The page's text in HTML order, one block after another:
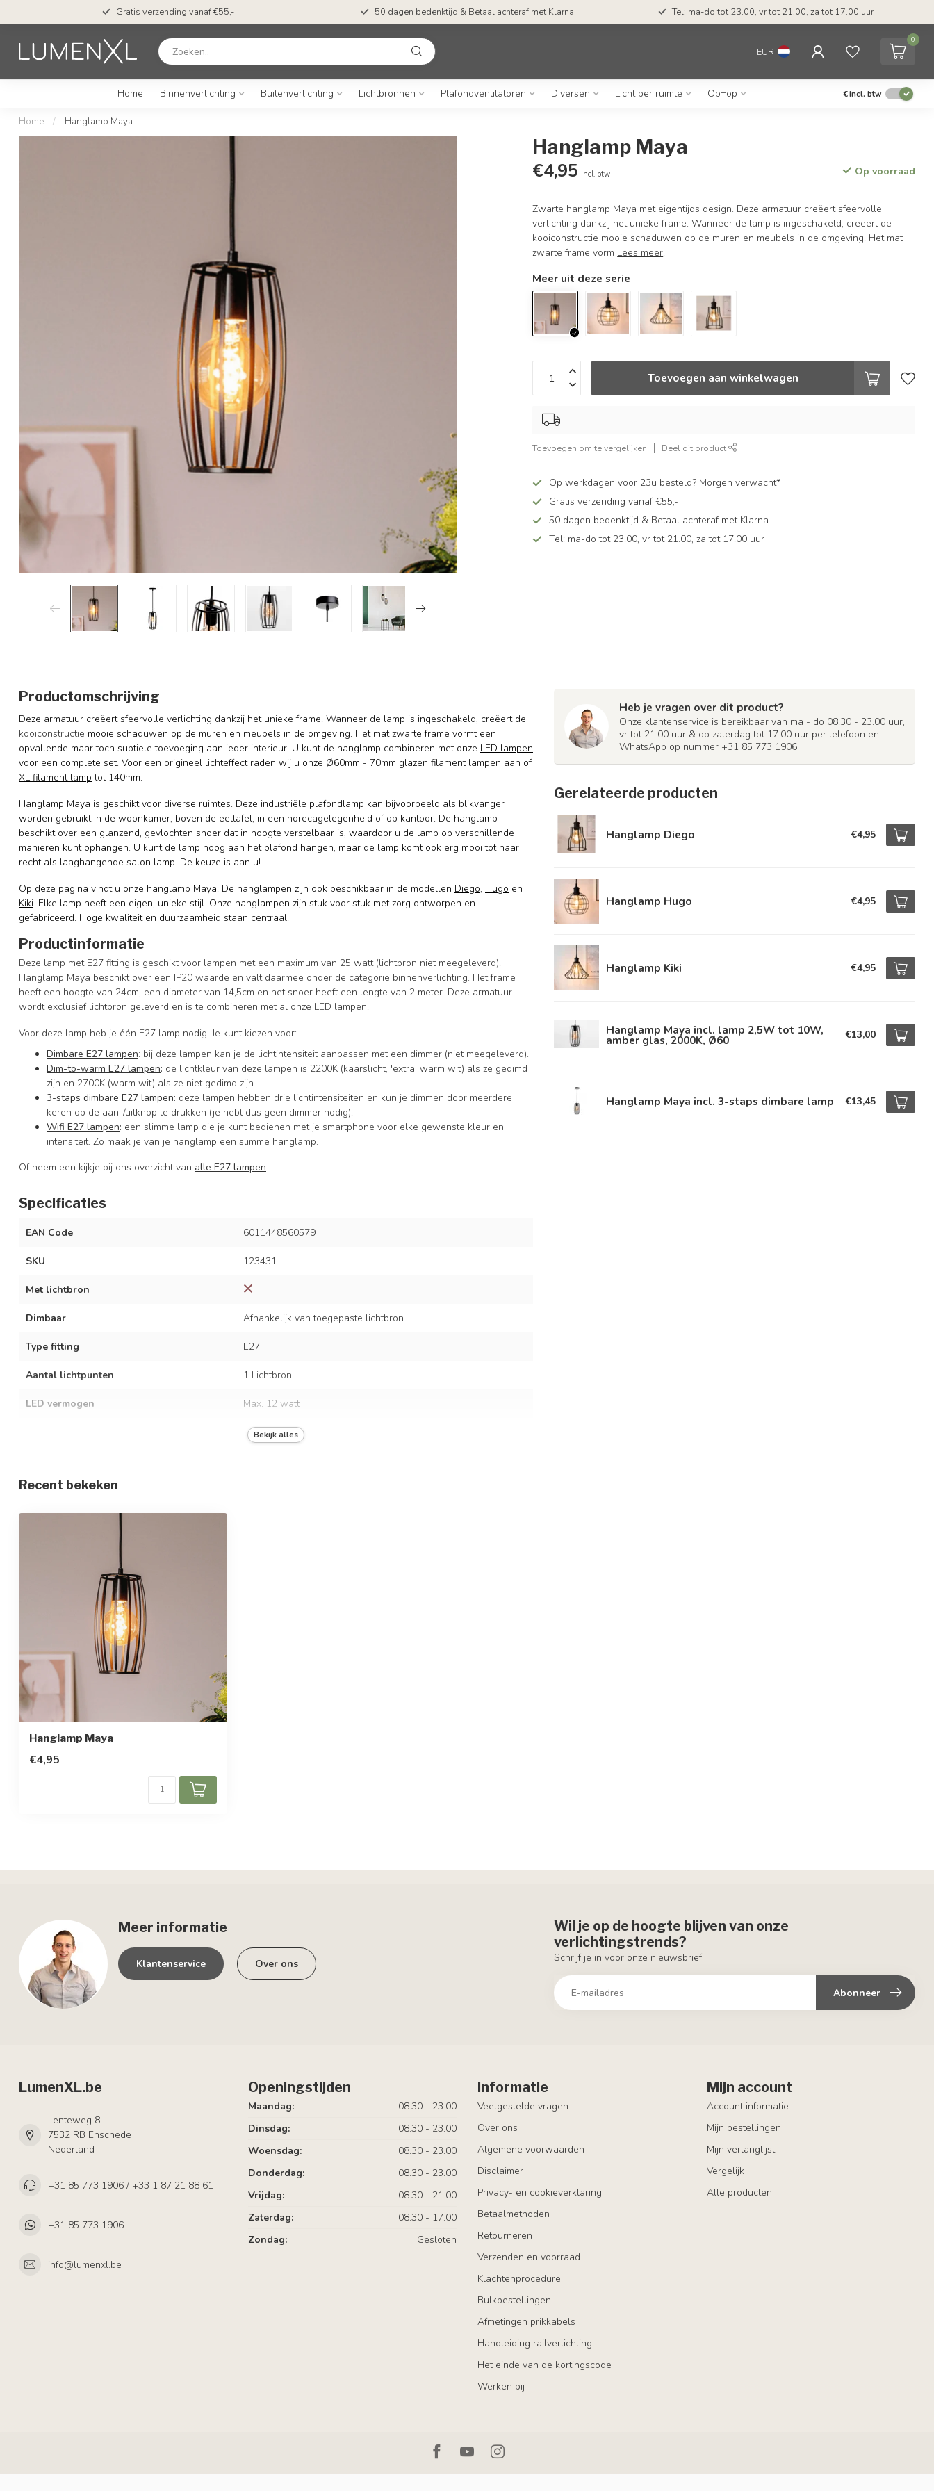
Gratis verzending vanaf €55,- 50 dagen bedenktijd & Betaal achteraf met Klarna Tel: ma-do tot 23.00, vr tot 21.00, za tot 17.00 uur
EUR
0
Home Binnenverlichting Buitenverlichting Lichtbronnen Plafondventilatoren Diversen Licht per ruimte Op=op €Incl. btw
Home / Hanglamp Maya
Hanglamp Maya
€4,95 Incl. btw Op voorraad
Zwarte hanglamp Maya met eigentijds design. Deze armatuur creëert sfeervolle
verlichting dankzij het unieke frame. Wanneer de lamp is ingeschakeld, creëert de
kooiconstructie mooie schaduwen op de muren en meubels in de omgeving. Het mat
zwarte frame vorm Lees meer.
Meer uit deze serie
Toevoegen aan winkelwagen
Toevoegen om te vergelijken Deel dit product
Op werkdagen voor 23u besteld? Morgen verwacht*
Gratis verzending vanaf €55,-
50 dagen bedenktijd & Betaal achteraf met Klarna
Tel: ma-do tot 23.00, vr tot 21.00, za tot 17.00 uur
Productomschrijving
Deze armatuur creëert sfeervolle verlichting dankzij het unieke frame. Wanneer de lamp is ingeschakeld, creëert de
kooiconstructie mooie schaduwen op de muren en meubels in de omgeving. Het mat zwarte frame vormt een
opvallende maar toch subtiele toevoeging aan ieder interieur. U kunt de hanglamp combineren met onze LED lampen
voor een complete set. Voor een origineel lichteffect raden wij u onze Ø60mm - 70mm glazen filamentlampen aan of
XL filament lamp tot 140mm.
Hanglamp Maya is geschikt voor diverse ruimtes. Deze industriële plafondlamp kan bijvoorbeeld als blikvanger
worden gebruikt in de woonkamer, boven de eettafel, in een horecagelegenheid of op kantoor. De hanglamp
beschikt over een glanzend, gevlochten snoer dat in hoogte verstelbaar is, waardoor u de lamp op verschillende
manieren kunt ophangen. U kunt de lamp hoog aan het plafond hangen, maar de lamp komt ook erg mooi tot haar
recht als laaghangende salon lamp. De keuze is aan u!
Op deze pagina vindt u onze hanglamp Maya. De hanglampen zijn ook beschikbaar in de modellen Diego, Hugo en
Kiki. Elke lamp heeft een eigen, unieke stijl. Onze hanglampen zijn stuk voor stuk met zorg ontworpen en
gefabriceerd. Hoge kwaliteit en duurzaamheid staan centraal.
Productinformatie
Deze lamp met E27 fitting is geschikt voor lampen met een maximum van 25 watt (lichtbron niet meegeleverd).
Hanglamp Maya beschikt over een IP20 waarde en valt daarmee onder de categorie binnenverlichting. Het frame
heeft een hoogte van 24cm, een diameter van 14,5cm en het snoer heeft een lengte van 2 meter. Deze armatuur
wordt exclusief lichtbron geleverd en is te combineren met al onze LED lampen.
Voor deze lamp heb je één E27 lamp nodig. Je kunt kiezen voor:
Dimbare E27 lampen: bij deze lampen kan je de lichtintensiteit aanpassen met een dimmer (niet meegeleverd).
Dim-to-warm E27 lampen: de lichtkleur van deze lampen is 2200K (kaarslicht, 'extra' warm wit) als ze gedimd
zijn en 2700K (warm wit) als ze niet gedimd zijn.
3-staps dimbare E27 lampen: deze lampen hebben drie lichtintensiteiten en kun je dimmen door meerdere
keren op de aan-/uitknop te drukken (je hebt dus geen dimmer nodig).
Wifi E27 lampen: een slimme lamp die je kunt bedienen met je smartphone voor elke gewenste kleur en
intensiteit. Zo maak je van je hanglamp een slimme hanglamp.
Of neem een kijkje bij ons overzicht van alle E27 lampen.
Specificaties
EAN Code 6011448560579
SKU 123431
Met lichtbron
Dimbaar Afhankelijk van toegepaste lichtbron
Type fitting E27
Aantal lichtpunten 1 Lichtbron
LED vermogen Max. 12 watt
AC 220-240 Volt
Kleur armatuur
In hoogte verstelbaar
Beschermingsgraad
Beschermingsklasse
Bekijk alles
Heb je vragen over dit product?
Onze klantenservice is bereikbaar van ma - do 08.30 - 23.00 uur,
vr tot 21.00 uur & op zaterdag tot 17.00 uur per telefoon en
WhatsApp op nummer +31 85 773 1906
Gerelateerde producten
Hanglamp Diego €4,95
Hanglamp Hugo €4,95
Hanglamp Kiki €4,95
Hanglamp Maya incl. lamp 2,5W tot 10W,
amber glas, 2000K, Ø60 €13,00
Hanglamp Maya incl. 3-staps dimbare lamp €13,45
Recent bekeken
Hanglamp Maya
€4,95
Meer informatie
Klantenservice Over ons
Wil je op de hoogte blijven van onze
verlichtingstrends?
Schrijf je in voor onze nieuwsbrief
Abonneer
LumenXL.be
Lenteweg 8
7532 RB Enschede
Nederland
+31 85 773 1906 / +33 1 87 21 88 61
+31 85 773 1906
info@lumenxl.be
Openingstijden
Maandag:
08.30 - 23.00
Dinsdag:
08.30 - 23.00
Woensdag:
08.30 - 23.00
Donderdag:
08.30 - 23.00
Vrijdag:
08.30 - 21.00
Zaterdag:
08.30 - 17.00
Zondag:
Gesloten
Informatie
Veelgestelde vragen
Over ons
Algemene voorwaarden
Disclaimer
Privacy- en cookieverklaring
Betaalmethoden
Retourneren
Verzenden en voorraad
Klachtenprocedure
Bulkbestellingen
Afmetingen prikkabels
Handleiding railverlichting
Het einde van de kortingscode
Werken bij
Mijn account
Account informatie
Mijn bestellingen
Mijn verlanglijst
Vergelijk
Alle producten